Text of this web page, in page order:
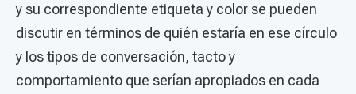
y su correspondiente etiqueta y color se pueden
discutir en términos de quién estaría en ese círculo
y los tipos de conversación, tacto y
comportamiento que serían apropiados en cada